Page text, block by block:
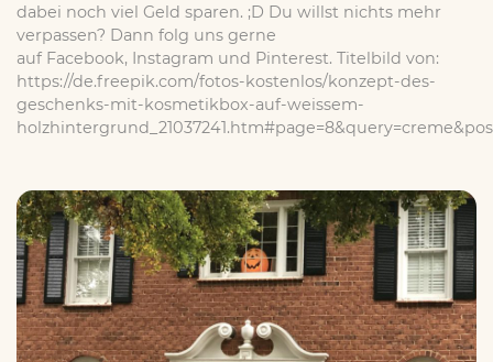
dabei noch viel Geld sparen. ;D Du willst nichts mehr
verpassen? Dann folg uns gerne
auf Facebook, Instagram und Pinterest. Titelbild von:
https://de.freepik.com/fotos-kostenlos/konzept-des-
geschenks-mit-kosmetikbox-auf-weissem-